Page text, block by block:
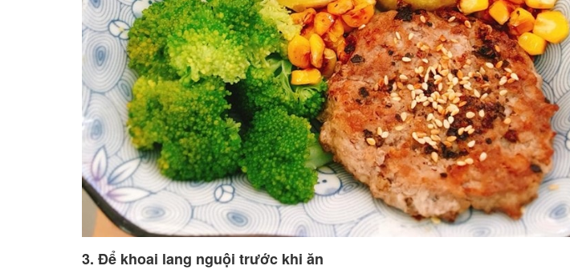
3. Để khoai lang nguội trước khi ăn